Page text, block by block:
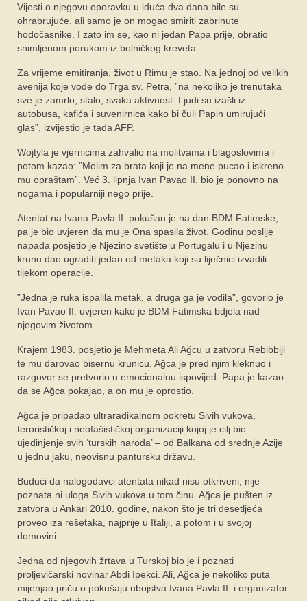
Vijesti o njegovu oporavku u iduća dva dana bile su
ohrabrujuće, ali samo je on mogao smiriti zabrinute
hodočasnike. I zato im se, kao ni jedan Papa prije, obratio
snimljenom porukom iz bolničkog kreveta.
Za vrijeme emitiranja, život u Rimu je stao. Na jednoj od velikih
avenija koje vode do Trga sv. Petra, ”na nekoliko je trenutaka
sve je zamrlo, stalo, svaka aktivnost. Ljudi su izašli iz
autobusa, kafića i suvenirnica kako bi čuli Papin umirujući
glas”, izvijestio je tada AFP.
Wojtyla je vjernicima zahvalio na molitvama i blagoslovima i
potom kazao: ”Molim za brata koji je na mene pucao i iskreno
mu opraštam”. Već 3. lipnja Ivan Pavao II. bio je ponovno na
nogama i popularniji nego prije.
Atentat na Ivana Pavla II. pokušan je na dan BDM Fatimske,
pa je bio uvjeren da mu je Ona spasila život. Godinu poslije
napada posjetio je Njezino svetište u Portugalu i u Njezinu
krunu dao ugraditi jedan od metaka koji su liječnici izvadili
tijekom operacije.
”Jedna je ruka ispalila metak, a druga ga je vodila”, govorio je
Ivan Pavao II. uvjeren kako je BDM Fatimska bdjela nad
njegovim životom.
Krajem 1983. posjetio je Mehmeta Ali Ağcu u zatvoru Rebibbiji
te mu darovao bisernu krunicu. Ağca je pred njim kleknuo i
razgovor se pretvorio u emocionalnu ispovijed. Papa je kazao
da se Ağca pokajao, a on mu je oprostio.
Ağca je pripadao ultraradikalnom pokretu Sivih vukova,
terorističkoj i neofašističkoj organizaciji kojoj je cilj bio
ujedinjenje svih ‘turskih naroda’ – od Balkana od srednje Azije
u jednu jaku, neovisnu pantursku državu.
Budući da nalogodavci atentata nikad nisu otkriveni, nije
poznata ni uloga Sivih vukova u tom činu. Ağca je pušten iz
zatvora u Ankari 2010. godine, nakon što je tri desetljeća
proveo iza rešetaka, najprije u Italiji, a potom i u svojoj
domovini.
Jedna od njegovih žrtava u Turskoj bio je i poznati
proljevičarski novinar Abdi Ipekci. Ali, Ağca je nekoliko puta
mijenjao priču o pokušaju ubojstva Ivana Pavla II. i organizator